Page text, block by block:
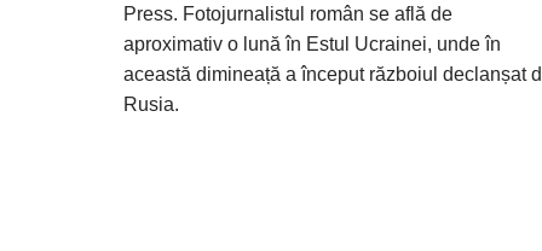
Press. Fotojurnalistul român se află de
aproximativ o lună în Estul Ucrainei, unde în
această dimineață a început războiul declanșat
Rusia.